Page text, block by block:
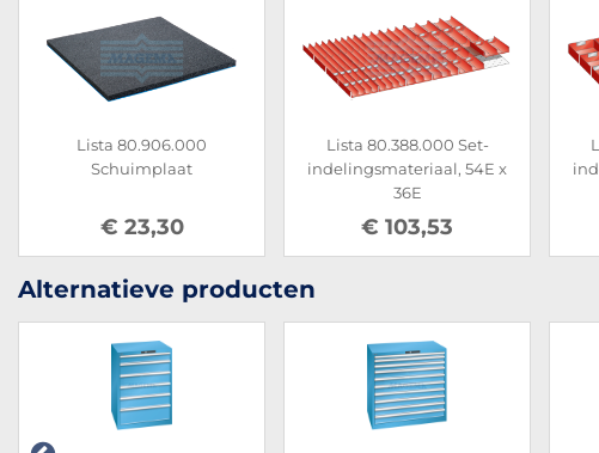
Lista 80.906.000
Schuimplaat
€ 23,30
Lista 80.388.000 Set-
indelingsmateriaal, 54E x
36E
€ 103,53
Alternatieve producten